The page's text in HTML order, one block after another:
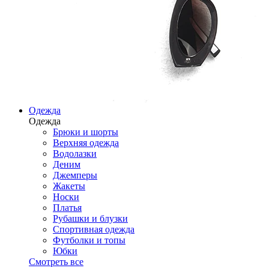
Одежда
Одежда
Брюки и шорты
Верхняя одежда
Водолазки
Деним
Джемперы
Жакеты
Носки
Платья
Рубашки и блузки
Спортивная одежда
Футболки и топы
Юбки
Смотреть все